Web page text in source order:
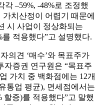
–59%, -48%로 조정했
치산정이 어렵기 때문에
시 사업이 정상화되는
적용했다”고 설명했다.
의견 ‘매수’와 목표주가
자증권 연구원은 “목표주
가치 중 백화점에는 12개
통업 평균), 면세점에서는
할증)를 적용했다”고 말했